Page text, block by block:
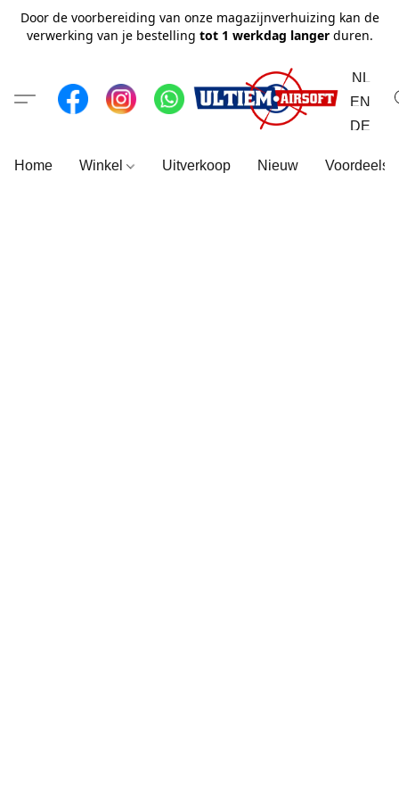
Door de voorbereiding van onze magazijnverhuizing kan de
verwerking van je bestelling tot 1 werkdag langerduren.
NL
EN
DE
Home Winkel Uitverkoop Nieuw